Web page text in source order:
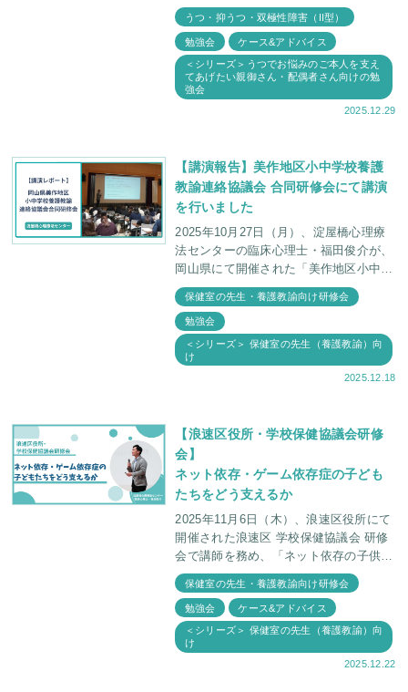
開催されました。 講師は当センター所
長で精神科医・福田俊一、臨床心理士・
福田俊介
うつ・抑うつ・双極性障害（II型）
勉強会 ケース&アドバイス
＜シリーズ＞うつでお悩みのご本人を支え
てあげたい親御さん・配偶者さん向けの勉
強会
2025.12.29
【講演報告】美作地区小中学校養護
教諭連絡協議会 合同研修会にて講演
を行いました
2025年10月27日（月）、淀屋橋心理療
法センターの臨床心理士・福田俊介が、
岡山県にて開催された「美作地区小中学
校養護教諭連絡協議会 合同研修会」に
お招きいただき、 講師として、先生方
の前でお話しさ
保健室の先生・養護教諭向け研修会
勉強会
＜シリーズ＞ 保健室の先生（養護教諭）向
け
2025.12.18
【浪速区役所・学校保健協議会研修
会】
ネット依存・ゲーム依存症の子ども
たちをどう支えるか
2025年11月6日（木）、浪速区役所にて
開催された浪速区 学校保健協議会 研修
会で講師を務め、「ネット依存の子供た
ちをどう支えるか」というテーマでお話
をしました。 当日は、学校の先生方、
学校医、保
保健室の先生・養護教諭向け研修会
勉強会 ケース&アドバイス
＜シリーズ＞ 保健室の先生（養護教諭）向
け
2025.12.22